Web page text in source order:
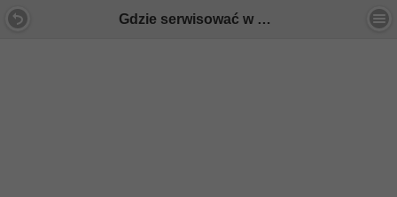
Gdzie serwisować w Poznaniu? - Forum Mercedes E-Klasa